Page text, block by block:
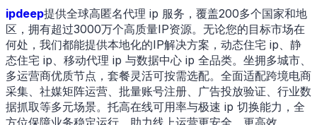
ipdeep提供全球高匿名代理 ip 服务，覆盖200多个国家和地
区，拥有超过3000万个高质量IP资源。无论您的目标市场在
何处，我们都能提供本地化的IP解决方案，动态住宅 ip、静
态住宅 ip、移动代理 ip 与数据中心 ip 全品类。坐拥多城市、
多运营商优质节点，套餐灵活可按需选配。全面适配跨境电商
采集、社媒矩阵运营、批量账号注册、广告投放验证、行业数
据抓取等多元场景。​托高在线可用率与极速 ip 切换能力，全
方位保障业务稳定运行，助力线上运营更安全、更高效。